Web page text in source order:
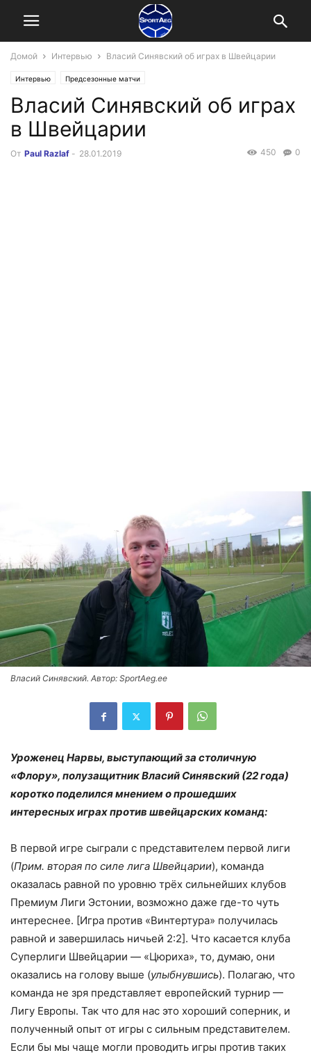
Домой Интервью Власий Синявский об играх в Швейцарии
Интервью Предсезонные матчи
Власий Синявский об играх
в Швейцарии
От Paul Razlaf - 28.01.2019 0
450
Власий Синявский. Автор: SportAeg.ee
Уроженец Нарвы, выступающий за столичную
«Флору», полузащитникВласий Синявский (22 года)
коротко поделился мнением о прошедших
интересных играх против швейцарских команд:
В первой игре сыграли с представителем первой лиги
(Прим. вторая по силе лига Швейцарии), команда
оказалась равной по уровню трёх сильнейших клубов
Премиум Лиги Эстонии, возможно даже где-то чуть
интереснее. [Игра против «Винтертура» получилась
равной и завершилась ничьей 2:2]. Что касается клуба
Суперлиги Швейцарии — «Цюриха», то, думаю, они
оказались на голову выше (улыбнувшись). Полагаю, что
команда не зря представляет европейский турнир —
Лигу Европы. Так что для нас это хороший соперник, и
полученный опыт от игры с сильным представителем.
Если бы мы чаще могли проводить игры против таких